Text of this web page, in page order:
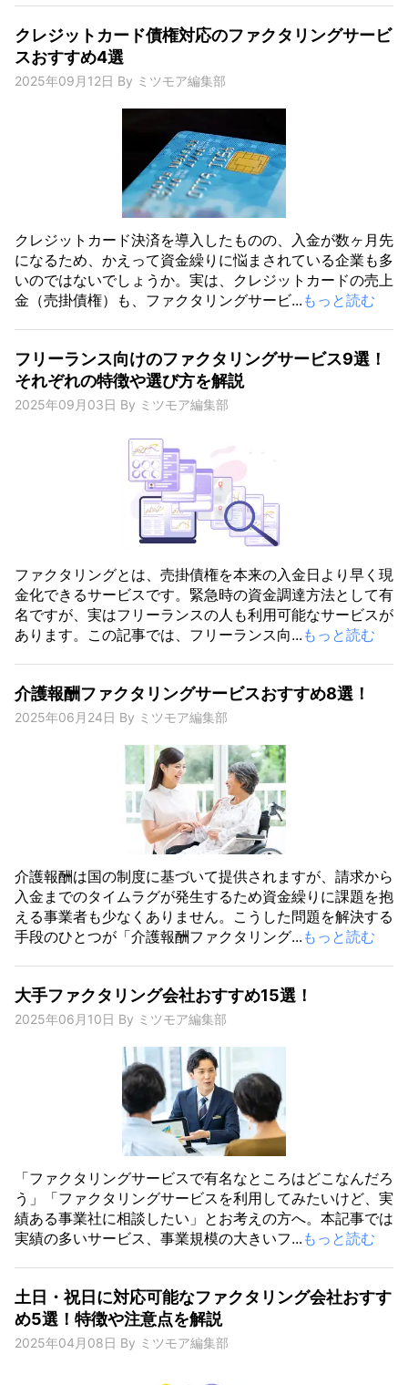
クレジットカード債権対応のファクタリングサービ
スおすすめ4選
2025年09月12日 By ミツモア編集部
クレジットカード決済を導入したものの、入金が数ヶ月先
になるため、かえって資金繰りに悩まされている企業も多
いのではないでしょうか。実は、クレジットカードの売上
金（売掛債権）も、ファクタリングサービ... もっと読む
フリーランス向けのファクタリングサービス9選！
それぞれの特徴や選び方を解説
2025年09月03日 By ミツモア編集部
ファクタリングとは、売掛債権を本来の入金日より早く現
金化できるサービスです。緊急時の資金調達方法として有
名ですが、実はフリーランスの人も利用可能なサービスが
あります。この記事では、フリーランス向... もっと読む
介護報酬ファクタリングサービスおすすめ8選！
2025年06月24日 By ミツモア編集部
介護報酬は国の制度に基づいて提供されますが、請求から
入金までのタイムラグが発生するため資金繰りに課題を抱
える事業者も少なくありません。こうした問題を解決する
手段のひとつが「介護報酬ファクタリング... もっと読む
大手ファクタリング会社おすすめ15選！
2025年06月10日 By ミツモア編集部
「ファクタリングサービスで有名なところはどこなんだろ
う」「ファクタリングサービスを利用してみたいけど、実
績ある事業社に相談したい」とお考えの方へ。本記事では
実績の多いサービス、事業規模の大きいフ... もっと読む
土日・祝日に対応可能なファクタリング会社おすす
め5選！特徴や注意点を解説
2025年04月08日 By ミツモア編集部